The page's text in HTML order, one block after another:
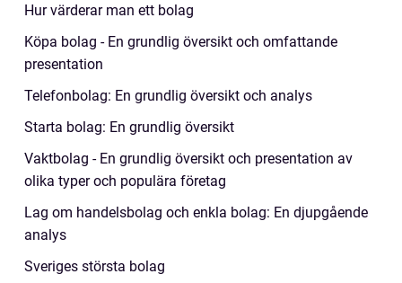
Hur värderar man ett bolag
Köpa bolag - En grundlig översikt och omfattande
presentation
Telefonbolag: En grundlig översikt och analys
Starta bolag: En grundlig översikt
Vaktbolag - En grundlig översikt och presentation av
olika typer och populära företag
Lag om handelsbolag och enkla bolag: En djupgående
analys
Sveriges största bolag